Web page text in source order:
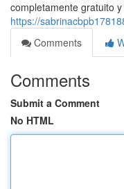
completamente gratuito y
https://
Comments
Comments
Submit a Comment
No HTML